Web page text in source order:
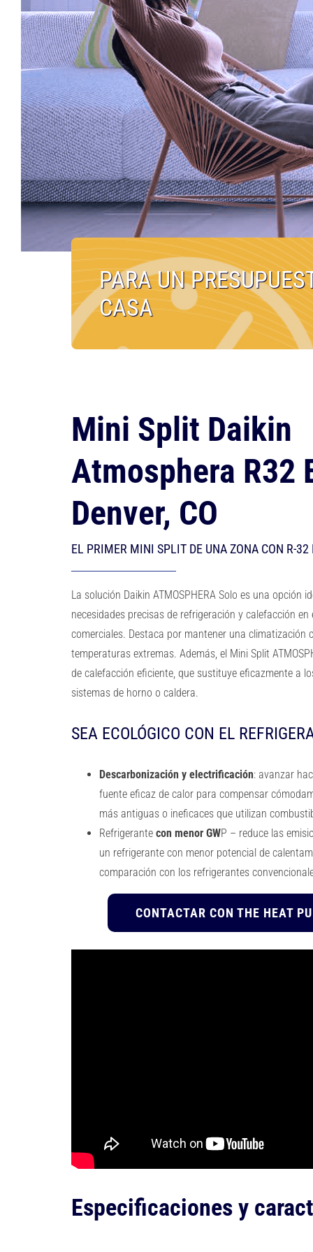
PARA UN
CASA
Mini Split Daikin
Atmosphera R32
Denver, CO
EL PRIMER MINI SPLIT DE UNA ZONA CON R-32
La solución Daikin ATMOSPHERA Solo es una opción
necesidades precisas de refrigeración y calefacción
comerciales. Destaca por mantener una climatización
temperaturas extremas. Además, el Mini Split
de calefacción eficiente, que sustituye eficazmente a
sistemas de horno o caldera.
SEA ECOLÓGICO CON EL
Descarbonización y electrificación: avanzar
fuente eficaz de calor para compensar
más antiguas o ineficaces que utilizan
Refrigerante con menor GWP – reduce las
un refrigerante con menor potencial de
comparación con los refrigerantes
CONTACTAR CON THE HEAT
Especificaciones y